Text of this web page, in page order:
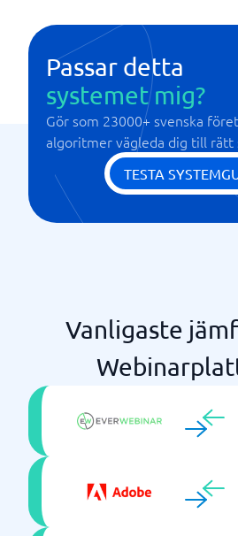
Interactiva aktioner
Skärmdelning
Passar detta
systemet mig?
Gör som 23000+ svenska
algoritmer vägleda dig till rätt
TESTA
Vanligaste